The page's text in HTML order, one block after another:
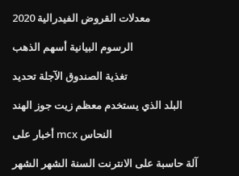
معدلات القروض الفيدرالية 2020
الرسوم البيانية أسهم الذهب
تغذية الصندوق الآجلة تحديد
البلد الذي يستخدم معظم زيت جوز الهند
أخبار على mcx النحاس
آلة حاسبة على الانترنت السنة الشهر الشهر